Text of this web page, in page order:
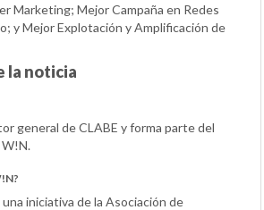
Marketing; Mejor Campaña en Redes
y Mejor Explotación y Amplificación de
la noticia
general de CLABE y forma parte del
W!N.
iniciativa de la Asociación de